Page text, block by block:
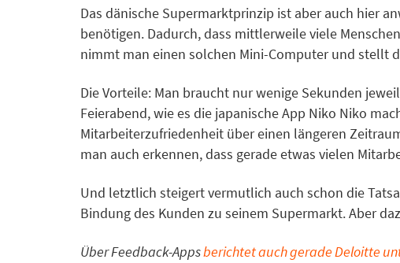
Das dänische Supermarktprinzip ist aber auch hier
benötigen. Dadurch, dass mittlerweile viele
nimmt man einen solchen Mini-Computer und stellt
Die Vorteile: Man braucht nur wenige Sekunden
Feierabend, wie es die japanische App Niko Niko
Mitarbeiterzufriedenheit über einen längeren
man auch erkennen, dass gerade etwas vielen
Und letztlich steigert vermutlich auch schon die
Bindung des Kunden zu seinem Supermarkt. Aber
Über Feedback-Appsberichtet auch gerade Deloitte